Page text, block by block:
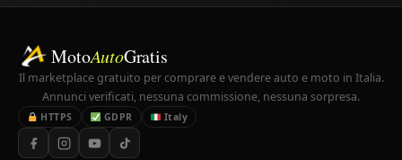
MotoAutoGratis
Il marketplace gratuito per comprare e vendere auto e moto in Italia.
Annunci verificati, nessuna commissione, nessuna sorpresa.
HTTPS GDPR Italy